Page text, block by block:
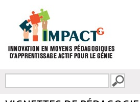
FORMULAIRE DE